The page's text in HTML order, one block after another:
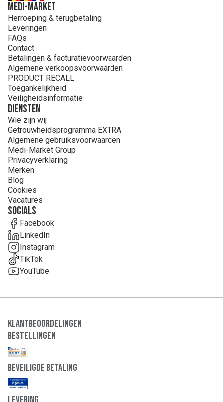
MEDI-MARKET
Herroeping & terugbetaling
Leveringen
FAQs
Contact
Betalingen & facturatievoorwaarden
Algemene verkoopsvoorwaarden
PRODUCT RECALL
Toegankelijkheid
Veiligheidsinformatie
Diensten
Wie zijn wij
Getrouwheidsprogramma EXTRA
Algemene gebruiksvoorwaarden
Medi-Market Group
Privacyverklaring
Merken
Blog
Cookies
Vacatures
Socials
Facebook
LinkedIn
Instagram
TikTok
YouTube
Klantbeoordelingen
Bestellingen
Beveiligde Betaling
Levering